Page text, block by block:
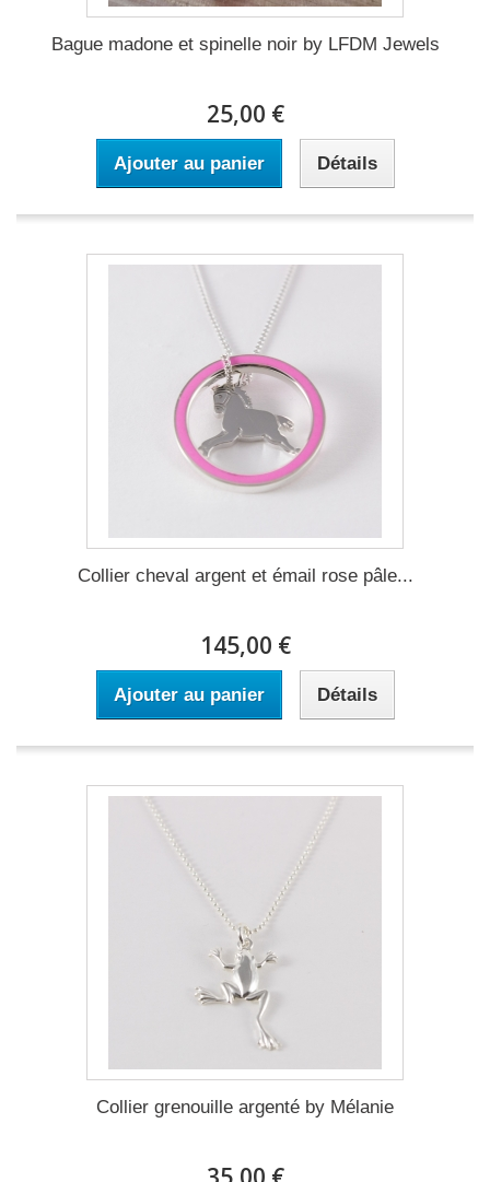
Bague madone et spinelle noir by LFDM Jewels
25,00 €
Ajouter au panier Détails
Collier cheval argent et émail rose pâle...
145,00 €
Ajouter au panier Détails
Collier grenouille argenté by Mélanie